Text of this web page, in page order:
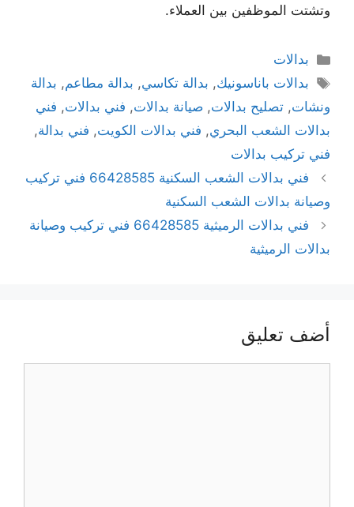
وتشتت الموظفين بين العملاء.
بدالات
بدالات باناسونيك, بدالة تكاسي, بدالة مطاعم, بدالة
ونشات, تصليح بدالات, صيانة بدالات, فني بدالات, فني
بدالات الشعب البحري, فني بدالات الكويت, فني بدالة,
فني تركيب بدالات
فني بدالات الشعب السكنية 66428585 فني تركيب
وصيانة بدالات الشعب السكنية
فني بدالات الرميثية 66428585 فني تركيب وصيانة
بدالات الرميثية
أضف تعليق